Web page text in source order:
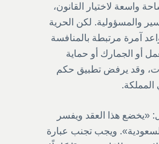
واسعة لاختيار القانون،
والمسؤولية. لكن الحرية
آمرة مرتبطة بالمنافسة
أو الجمارك أو حماية
وقد يرفض تطبيق حكم
المملكة.
«يخضع هذا العقد ويفسر
ويجب تجنب عبارة